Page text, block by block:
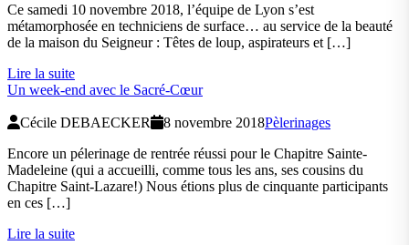
Ce samedi 10 novembre 2018, l’équipe de Lyon s’est
métamorphosée en techniciens de surface… au service de la beauté
de la maison du Seigneur : Têtes de loup, aspirateurs et […]
Lire la suite
Un week-end avec le Sacré-Cœur
Cécile DEBAECKER 8 novembre 2018Pèlerinages
Encore un pélerinage de rentrée réussi pour le Chapitre Sainte-
Madeleine (qui a accueilli, comme tous les ans, ses cousins du
Chapitre Saint-Lazare!) Nous étions plus de cinquante participants
en ces […]
Lire la suite